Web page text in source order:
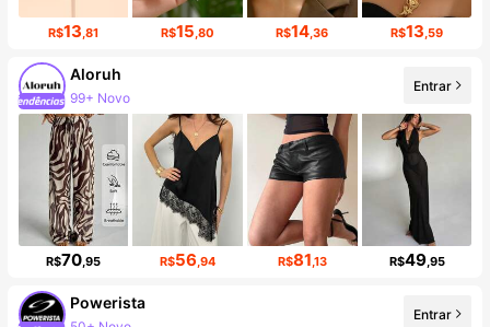
R$13,81 R$15,80 R$14,36 R$13,59
Aloruh
Aumento de seguidores em 10%
Entrar
R$70,95 R$56,94 R$81,13 R$49,95
Powerista
50+ Novo
Entrar